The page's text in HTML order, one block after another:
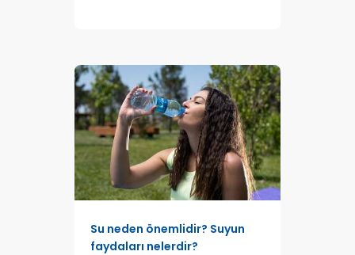
Su neden önemlidir? Suyun
faydaları nelerdir?